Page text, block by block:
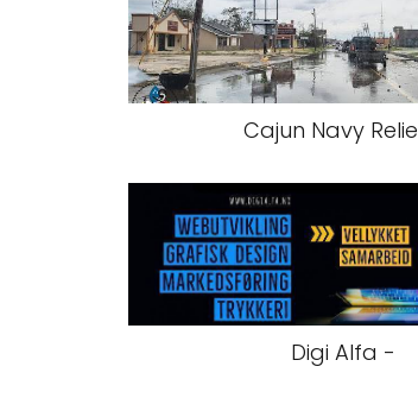
Cajun Navy
Digi Alfa -